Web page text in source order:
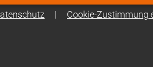
| Cookie-Zustimmung